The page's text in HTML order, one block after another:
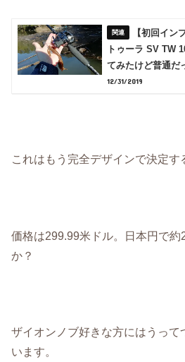
【初回イン
トゥーラ SV TW
てみたけど普通だ
12/31/2019
これはもう完全デザインで決定す
価格は299.99米ドル。日本円で約
か？
ザイオンノブ好きな方にはうって
います。